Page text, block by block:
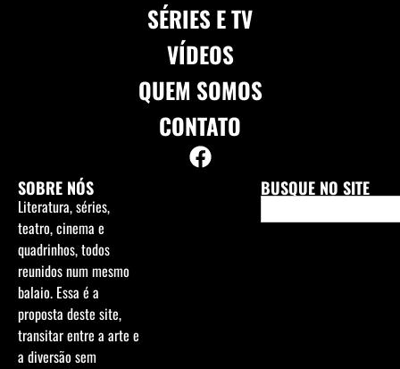
SÉRIES E TV
VÍDEOS
QUEM SOMOS
CONTATO
SOBRE NÓS
Literatura, séries,
teatro, cinema e
quadrinhos, todos
reunidos num mesmo
balaio. Essa é a
proposta deste site,
transitar entre a arte e
a diversão sem
BUSQUE NO SITE